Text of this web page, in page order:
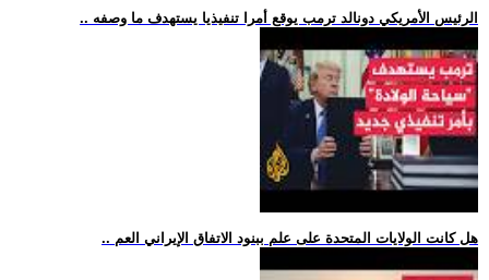
.. الرئيس الأمريكي دونالد ترمب يوقع أمرا تنفيذيا يستهدف ما وصفه
.. هل كانت الولايات المتحدة على علم ببنود الاتفاق الإيراني العم